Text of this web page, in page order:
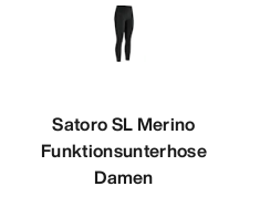
Satoro SL Merino
Funktionsunterhose
Damen